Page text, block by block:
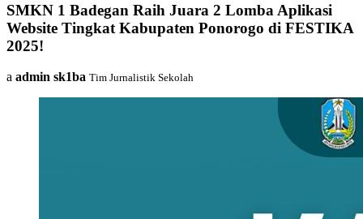
SMKN 1 Badegan Raih Juara 2 Lomba Aplikasi
Website Tingkat Kabupaten Ponorogo di FESTIKA
2025!
a admin sk1ba Tim Jurnalistik Sekolah